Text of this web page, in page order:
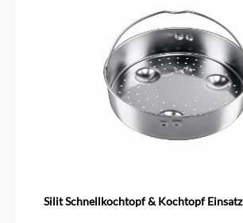
Silit Schnellkochtopf & Kochtopf Einsatz